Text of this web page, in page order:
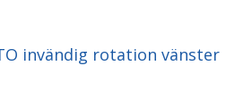
invändig rotation vänster